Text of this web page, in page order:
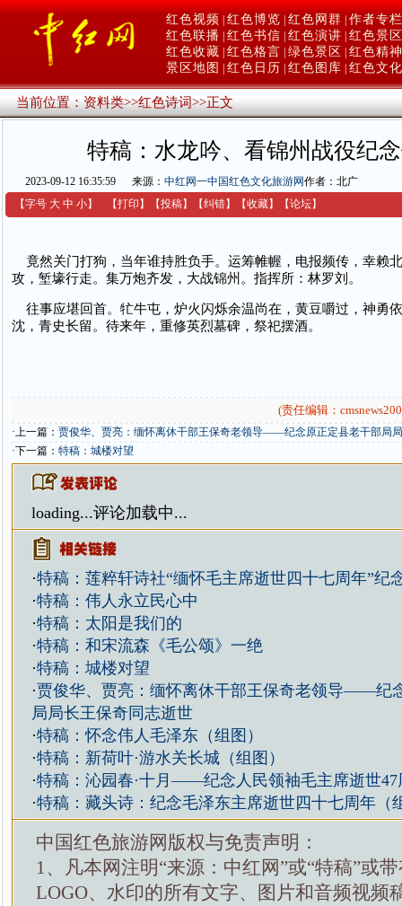
红色视频 红色博览 红色网群 作者专栏
红色联播 红色书信 红色演讲 红色景区
红色收藏 红色格言 绿色景区
红色精神
景区地图
红色日历 红色图库 红色文化
当前位置：资料类>>红色诗词>>正文
特稿：水龙吟、看锦州战役纪
2023-09-12 16:35:59 来源： 中红网一中国红色文化旅游网作者：北广
【字号 大 中 小】 【打印 】 【投稿】 【纠错】 【收藏】 【论坛】
竟然关门打狗，当年谁持胜负手。运筹帷幄，电报频传，幸赖
攻，堑壕行走。集万炮齐发，大战锦州。指挥所：林罗刘。
往事应堪回首。牤牛屯，炉火闪烁余温尚在，黄豆嚼过，神勇
沈，青史长留。待来年，重修英烈墓碑，祭祀摆酒。
(责任编辑：
·上一篇： 贾俊华、贾亮：缅怀离休干部王保奇老领导——纪念原正定县老干部局
·下一篇： 特稿：城楼对望
loading...评论加载中...
·特稿：莲粹轩诗社“缅怀毛主席逝世四十七周年”纪
·特稿：伟人永立民心中
·特稿：太阳是我们的
·特稿：和宋流森《毛公颂》一绝
·特稿：城楼对望
· 贾俊华、贾亮：缅怀离休干部王保奇老领导——纪
局局长王保奇同志逝世
·特稿：怀念伟人毛泽东（组图）
·特稿：新荷叶·游水关长城（组图）
·特稿：沁园春·十月——纪念人民领袖毛主席逝世47
·特稿：藏头诗：纪念毛泽东主席逝世四十七周年（
中国红色旅游网版权与免责声明：
1、凡本网注明“来源：中红网”或“特稿”或
LOGO、水印的所有文字、图片和音频视频